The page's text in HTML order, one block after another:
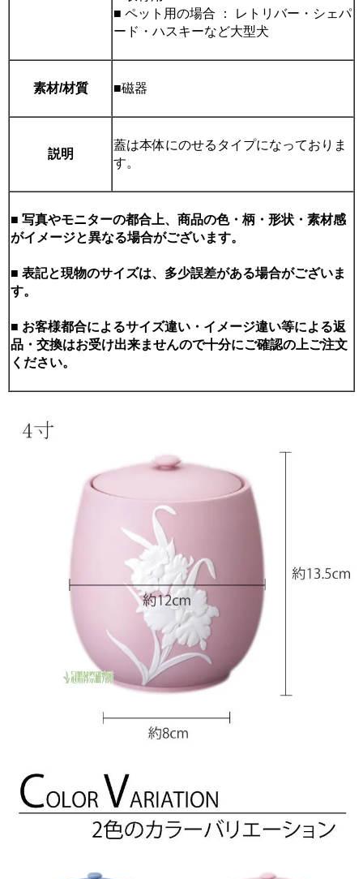
■ ペット用の場合 ： レトリバー・シェパ
ード・ハスキーなど大型犬
素材/材質 ■磁器
説明
蓋は本体にのせるタイプになっておりま
す。
■ 写真やモニターの都合上、商品の色・柄・形状・素材感
がイメージと異なる場合がございます。
■ 表記と現物のサイズは、多少誤差がある場合がございま
す。
■ お客様都合によるサイズ違い・イメージ違い等による返
品・交換はお受け出来ませんので十分にご確認の上ご注文
ください。